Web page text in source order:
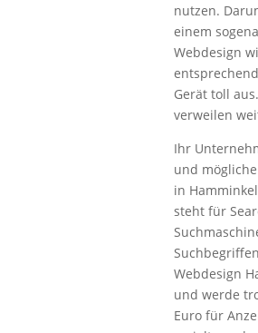
nutzen.
einem
Webdesign
Gerät toll
verweilen
Ihr
und
in
steht für
Webdesign
und werde
Euro für